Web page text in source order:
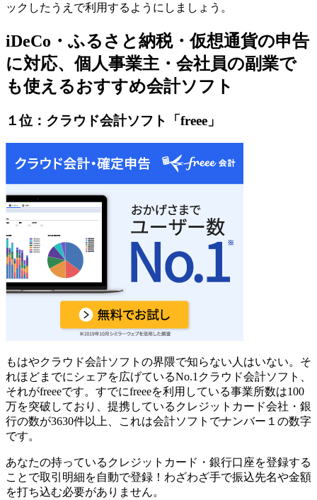
ックしたうえで利用するようにしましょう。
iDeCo・ふるさと納税・仮想通貨の申告
に対応、個人事業主・会社員の副業で
も使えるおすすめ会計ソフト
１位：クラウド会計ソフト「freee」
もはやクラウド会計ソフトの界隈で知らない人はいない。そ
れほどまでにシェアを広げているNo.1クラウド会計ソフト、
それがfreeeです。 すでにfreeeを利用している事業所数は100
万を突破 しており、提携しているクレジットカード会社・銀
行の数が3630件以上、これは会計ソフトでナンバー１の数字
です。
あなたの持っているクレジットカード・銀行口座を登録する
ことで取引明細を自動で登録！わざわざ手で振込先名や金額
を打ち込む必要がありません。